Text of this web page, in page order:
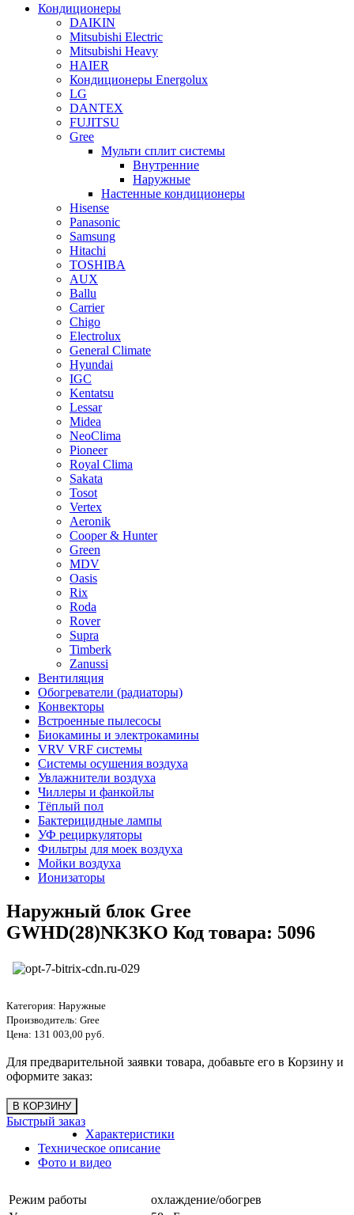
Кондиционеры
DAIKIN
Mitsubishi Electric
Mitsubishi Heavy
HAIER
Кондиционеры Energolux
LG
DANTEX
FUJITSU
Gree
Мульти сплит системы
Внутренние
Наружные
Настенные кондиционеры
Hisense
Panasonic
Samsung
Hitachi
TOSHIBA
AUX
Ballu
Carrier
Chigo
Electrolux
General Climate
Hyundai
IGC
Kentatsu
Lessar
Midea
NeoClima
Pioneer
Royal Clima
Sakata
Tosot
Vertex
Aeronik
Cooper & Hunter
Green
MDV
Oasis
Rix
Roda
Rover
Supra
Timberk
Zanussi
Вентиляция
Обогреватели (радиаторы)
Конвекторы
Встроенные пылесосы
Биокамины и электрокамины
VRV VRF системы
Системы осушения воздуха
Увлажнители воздуха
Чиллеры и фанкойлы
Тёплый пол
Бактерицидные лампы
УФ рециркуляторы
Фильтры для моек воздуха
Мойки воздуха
Ионизаторы
Наружный блок Gree
GWHD(28)NK3KO Код товара: 5096
Категория: Наружные
Производитель: Gree
Цена: 131 003,00 руб.
Для предварительной заявки товара, добавьте его в Корзину и
оформите заказ:
Быстрый заказ
Характеристики
Техническое описание
Фото и видео
Режим работы
охлаждение/обогрев